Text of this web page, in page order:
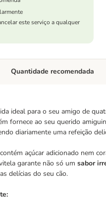
este serviço a qualquer
ideal para o seu amigo de
fornece ao seu querido
diariamente uma refeição
açúcar adicionado nem
garante não só um sabor
delícias do seu cão.
Quantidade recomendada